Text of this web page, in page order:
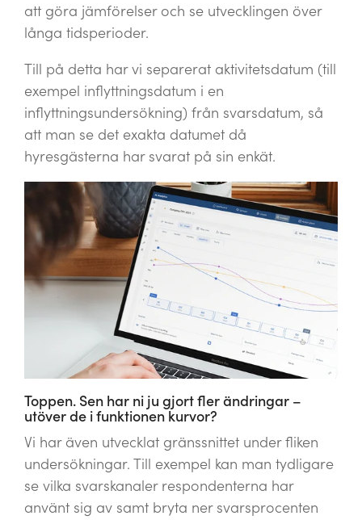
att göra jämförelser och se utvecklingen över
långa tidsperioder.
Till på detta har vi separerat aktivitetsdatum (till
exempel inflyttningsdatum i en
inflyttningsundersökning) från svarsdatum, så
att man se det exakta datumet då
hyresgästerna har svarat på sin enkät.
Toppen. Sen har ni ju gjort fler ändringar –
utöver de i funktionen kurvor?
Vi har även utvecklat gränssnittet under fliken
undersökningar. Till exempel kan man tydligare
se vilka svarskanaler respondenterna har
använt sig av samt bryta ner svarsprocenten